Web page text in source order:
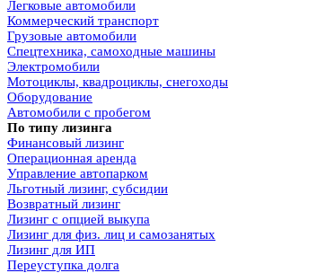
Легковые автомобили
Коммерческий транспорт
Грузовые автомобили
Спецтехника, самоходные машины
Электромобили
Мотоциклы, квадроциклы, снегоходы
Оборудование
Автомобили с пробегом
По типу лизинга
Финансовый лизинг
Операционная аренда
Управление автопарком
Льготный лизинг, субсидии
Возвратный лизинг
Лизинг с опцией выкупа
Лизинг для физ. лиц и самозанятых
Лизинг для ИП
Переуступка долга